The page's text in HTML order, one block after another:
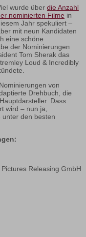
wurde über die Anzahl
nominierten Filme in
Jahr spekuliert –
mit neun Kandidaten
eine schöne
der Nominierungen
Tom Sherak das
Loud & Incredibly
von
Drehbuch, die
Dass
wird – nun ja,
unter den besten
Releasing GmbH